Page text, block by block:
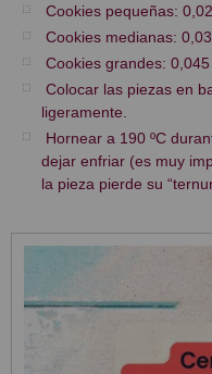
Cookies pequeñas:
Cookies medianas:
Cookies grandes:
Colocar las piezas en
ligeramente.
Hornear a 190 ºC
dejar enfriar (es muy
la pieza pierde su